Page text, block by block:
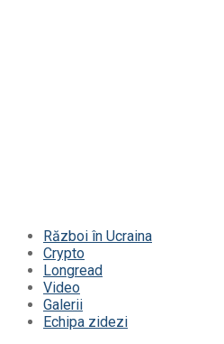
Război în Ucraina
Crypto
Longread
Video
Galerii
Echipa zidezi